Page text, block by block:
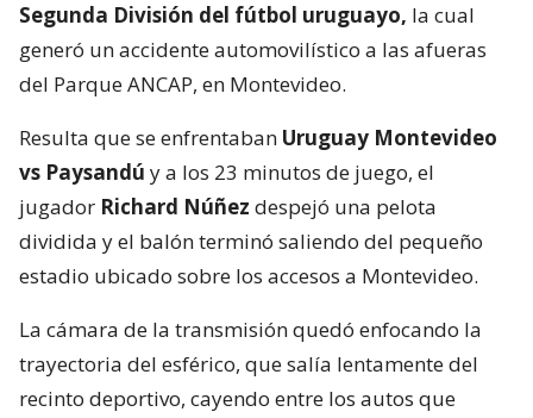
Segunda División del fútbol uruguayo, la cual
generó un accidente automovilístico a las afueras
del Parque ANCAP, en Montevideo.
Resulta que se enfrentaban Uruguay Montevideo
vs Paysandú y a los 23 minutos de juego, el
jugador Richard Núñez despejó una pelota
dividida y el balón terminó saliendo del pequeño
estadio ubicado sobre los accesos a Montevideo.
La cámara de la transmisión quedó enfocando la
trayectoria del esférico, que salía lentamente del
recinto deportivo, cayendo entre los autos que